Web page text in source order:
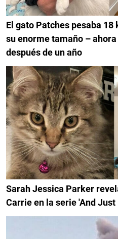
El gato Patches pesaba
su enorme tamaño –
después de un año
Sarah Jessica Parker
Carrie en la serie 'And